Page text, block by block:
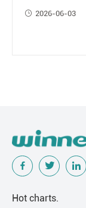
2026-06-03
Hot charts.